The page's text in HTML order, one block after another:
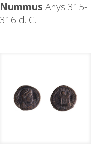
Nummus Anys 315-
316 d. C.